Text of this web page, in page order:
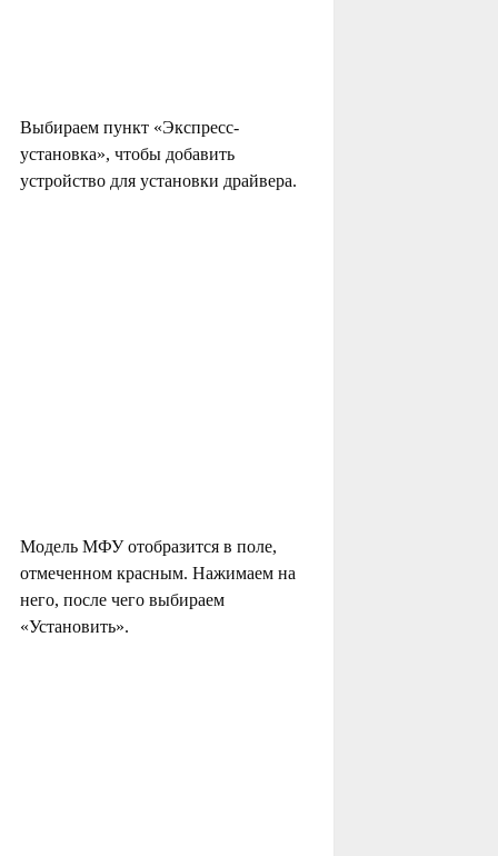
Выбираем пункт «Экспресс-
установка», чтобы добавить
устройство для установки драйвера.
Модель МФУ отобразится в поле,
отмеченном красным. Нажимаем на
него, после чего выбираем
«Установить».